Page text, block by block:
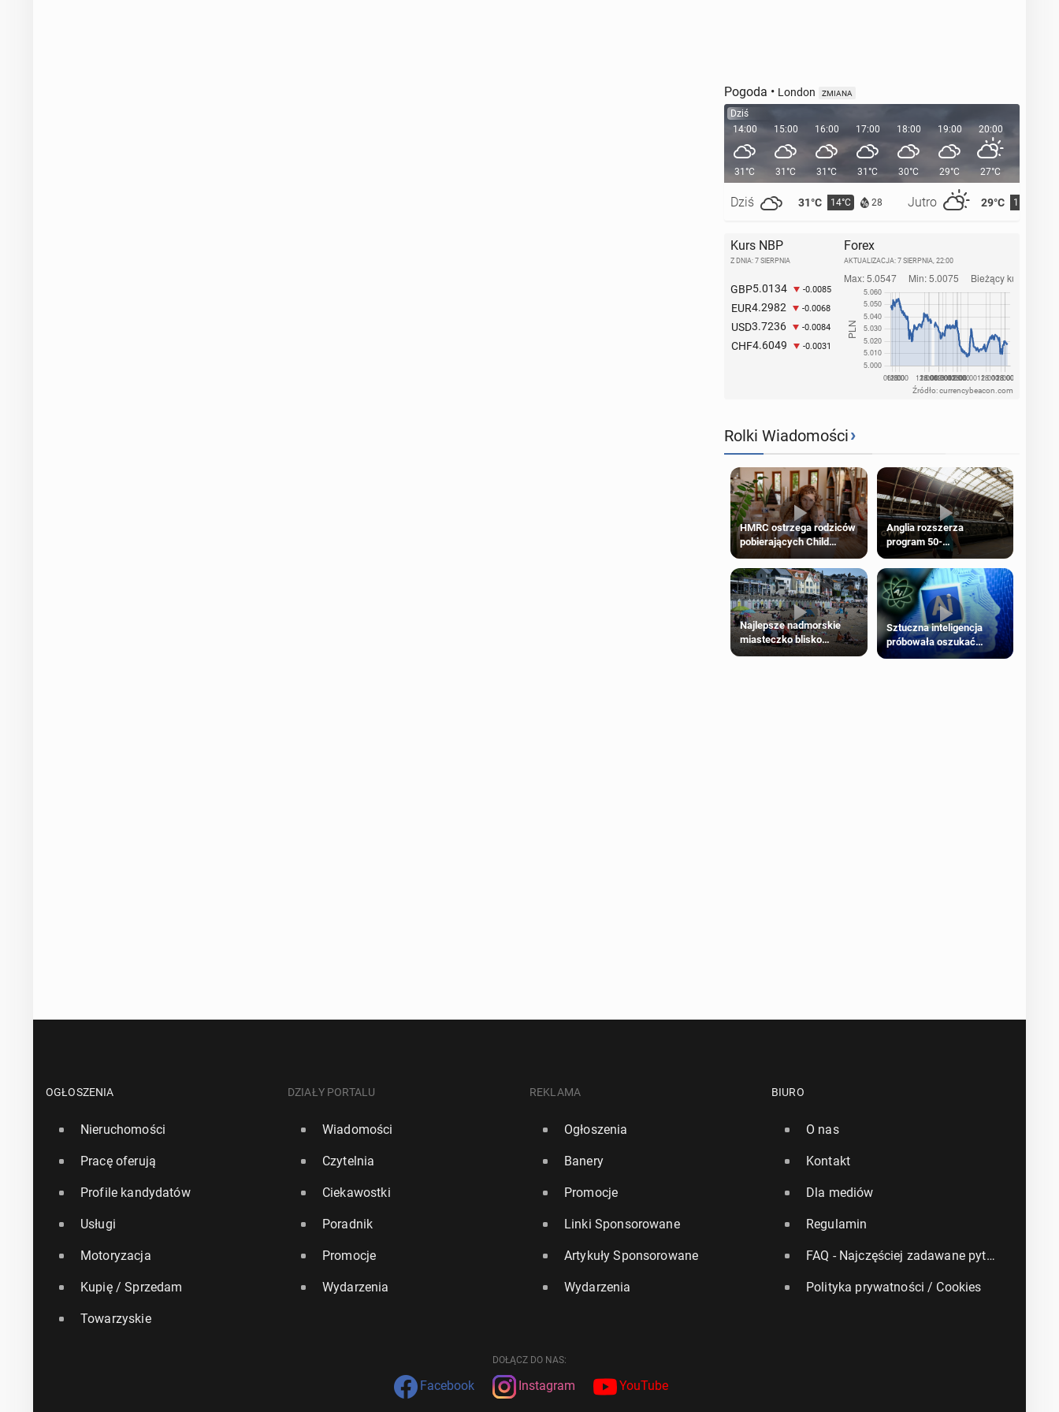
Pogoda • London ZMIANA
Dziś
14:00
31°C
Dziś 31°C 14°C 28 Jutro 29°C 15°C
15:00
31°C
16:00
31°C
17:00
31°C
18:00
30°C
19:00
29°C
20:00
27°C
Kurs NBP
Z DNIA: 7 SIERPNIA
GBP5.0134 -0.0085
EUR4.2982 -0.0068
USD3.7236 -0.0084
CHF4.6049 -0.0031
Forex
AKTUALIZACJA: 7 SIERPNIA, 22:00
Źródło: currencybeacon.com
Rolki Wiadomości›
HMRC ostrzega rodziców
pobierających Child
Benefit. Mogą być
zobowiązani do zwrotu
zasiłku
Anglia rozszerza
program 50-
procentowych zniżek
kolejowych na 18-latków
Najlepsze nadmorskie
miasteczko blisko
Sztuczna inteligencja
próbowała oszukać
człowieka
OGŁOSZENIA
Nieruchomości
Pracę oferują
Profile kandydatów
Usługi
Motoryzacja
Kupię / Sprzedam
Towarzyskie
DZIAŁY PORTALU
Wiadomości
Czytelnia
Ciekawostki
Poradnik
Promocje
Wydarzenia
REKLAMA
Ogłoszenia
Banery
Promocje
Linki Sponsorowane
Artykuły Sponsorowane
Wydarzenia
BIURO
O nas
Kontakt
Dla mediów
Regulamin
FAQ - Najczęściej zadawane pytania
Polityka prywatności / Cookies
DOŁĄCZ DO NAS:
Facebook Instagram YouTube